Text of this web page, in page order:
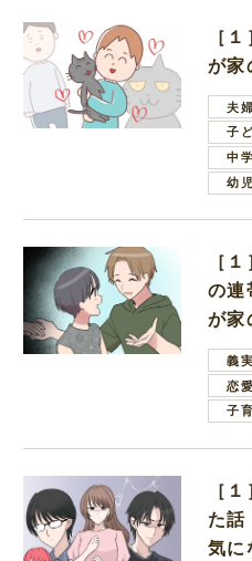
［
が家
夫婦
子
中
幼児
［
の連
が家
しい
義
恋
子
［
た話
気に